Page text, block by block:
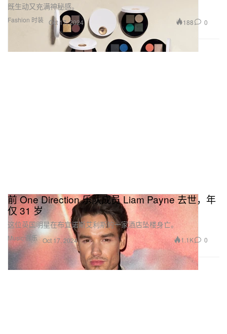
Fashion 时装
既生动又充满神秘感。
Oct 17, 2024 188 0
Music 音乐
前 One Direction 乐队成员 Liam Payne 去世，年
仅 31 岁
这位英国明星在布宜诺斯艾利斯的一家酒店坠楼身亡。
Oct 17, 2024 1.1K 0